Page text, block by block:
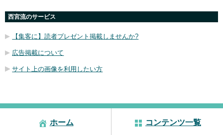
西宮流のサービス
【集客に】読者プレゼント掲載しませんか?
広告掲載について
サイト上の画像を利用したい方
ホーム コンテンツ一覧